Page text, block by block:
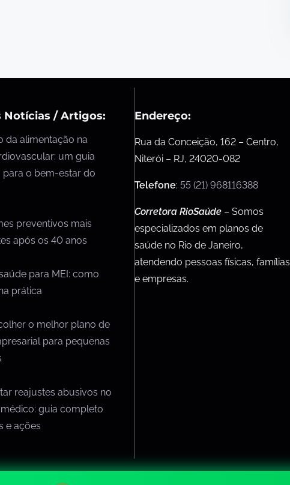
Notícias / Artigos:
da alimentação na
um guia
o bem-estar do
preventivos mais
após os 40 anos
para MEI: como
prática
o melhor plano de
para pequenas
reajustes abusivos no
guia completo
e ações
Endereço:
Rua da Conceição, 162 – Centro,
Niterói – RJ, 24020-082
Telefone: 55 (21) 968116388
Corretora RioSaúde – Somos
especializados em planos de
saúde no Rio de Janeiro,
atendendo pessoas físicas, famílias
e empresas.